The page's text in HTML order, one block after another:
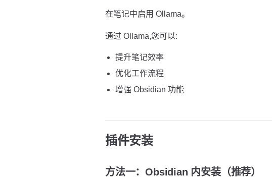
在笔记中启用 Ollama。
通过 Ollama,您可以:
提升笔记效率
优化工作流程
增强 Obsidian 功能
插件安装
方法一：Obsidian 内安装（推荐）